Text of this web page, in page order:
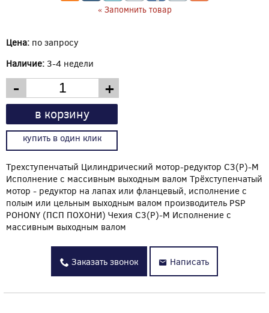
« Запомнить товар
Цена: по запросу
Наличие: 3-4 недели
- +
в корзину
купить в один клик
Трехступенчатый Цилиндрический мотор-редуктор C3(P)-M
Исполнение с массивным выходным валом Трёхступенчатый
мотор - редуктор на лапах или фланцевый, исполнение с
полым или цельным выходным валом производитель PSP
POHONY (ПСП ПОХОНИ) Чехия C3(P)-M Исполнение с
массивным выходным валом
Заказать звонок Написать